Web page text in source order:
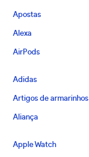
Apostas
Alexa
AirPods
Adidas
Artigos de armarinhos
Aliança
Apple Watch